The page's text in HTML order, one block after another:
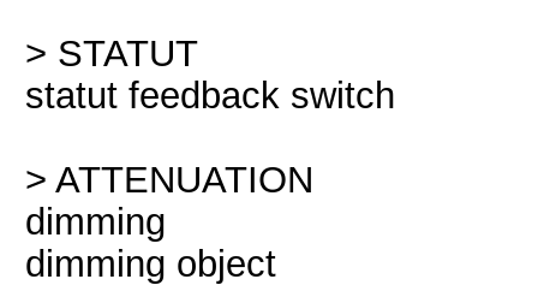
> STATUT
statut feedback switch
> ATTENUATION
dimming
dimming object